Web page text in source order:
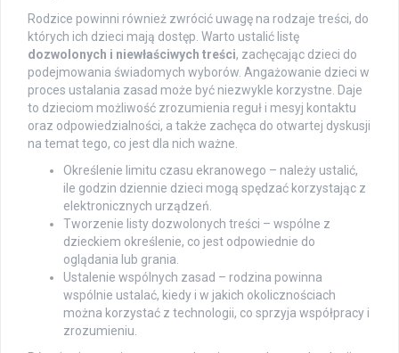
Rodzice powinni również zwrócić uwagę na rodzaje treści, do
których ich dzieci mają dostęp. Warto ustalić listę
dozwolonych i niewłaściwych treści, zachęcając dzieci do
podejmowania świadomych wyborów. Angażowanie dzieci w
proces ustalania zasad może być niezwykle korzystne. Daje
to dzieciom możliwość zrozumienia reguł i mesyj kontaktu
oraz odpowiedzialności, a także zachęca do otwartej dyskusji
na temat tego, co jest dla nich ważne.
Określenie limitu czasu ekranowego – należy ustalić,
ile godzin dziennie dzieci mogą spędzać korzystając z
elektronicznych urządzeń.
Tworzenie listy dozwolonych treści – wspólne z
dzieckiem określenie, co jest odpowiednie do
oglądania lub grania.
Ustalenie wspólnych zasad – rodzina powinna
wspólnie ustalać, kiedy i w jakich okolicznościach
można korzystać z technologii, co sprzyja współpracy i
zrozumieniu.